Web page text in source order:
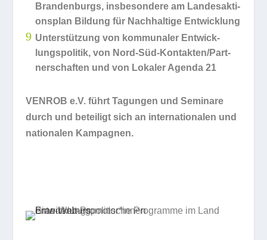
Bran­den­burgs, ins­be­son­dere am Lan­des­ak­ti­
ons­plan Bil­dung für Nach­hal­tige Entwicklung
9 Unter­stüt­zung von kom­mu­na­ler Ent­wick­
lungs­po­li­tik, von Nord-Süd-Kon­tak­ten/­Part­
ner­schaf­ten und von Loka­ler Agenda 21
VENROB e.V. führt Tagun­gen und Semi­nare
durch und betei­ligt sich an inter­na­tio­na­len und
natio­na­len Kampagnen.